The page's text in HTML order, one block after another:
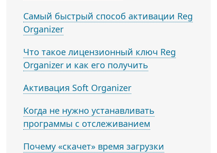
Самый быстрый способ активации Reg
Organizer
Что такое лицензионный ключ Reg
Organizer и как его получить
Активация Soft Organizer
Когда не нужно устанавливать
программы с отслеживанием
Почему «скачет» время загрузки